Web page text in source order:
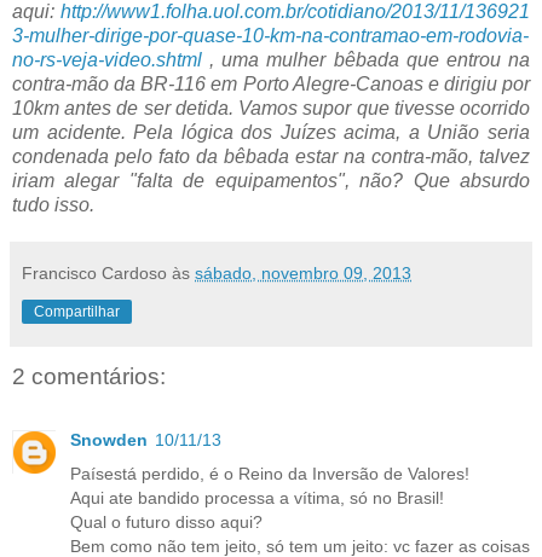
aqui: http://www1.folha.uol.com.br/cotidiano/2013/11/136921
3-mulher-dirige-por-quase-10-km-na-contramao-em-rodovia-
no-rs-veja-video.shtml , uma mulher bêbada que entrou na
contra-mão da BR-116 em Porto Alegre-Canoas e dirigiu por
10km antes de ser detida. Vamos supor que tivesse ocorrido
um acidente. Pela lógica dos Juízes acima, a União seria
condenada pelo fato da bêbada estar na contra-mão, talvez
iriam alegar "falta de equipamentos", não? Que absurdo
tudo isso.
Francisco Cardoso às sábado, novembro 09, 2013
Compartilhar
2 comentários:
Snowden 10/11/13
Paísestá perdido, é o Reino da Inversão de Valores!
Aqui ate bandido processa a vítima, só no Brasil!
Qual o futuro disso aqui?
Bem como não tem jeito, só tem um jeito: vc fazer as coisas